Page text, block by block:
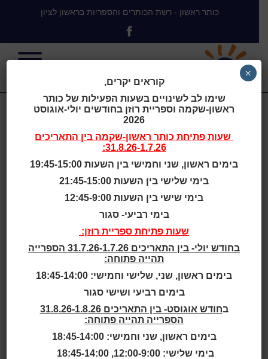
כותר ראשון - רשת הכותרים והספריות בראשון לציון
ידיעות ראשון
לציון : בטאון
עירית ראשון
של ראשון לציון
Bibliographys
> ידיעות ראשון
לציון : בטאון עירית ראשון לציון : יובל
קוראים יקרים,
שימו לב לשינויים בשעות הפעילות של כותר
ראשון-שקמה וספריית רוזן בחודשים יולי-אוגוסט
2026
שעות פתיחת כותר ראשון-שקמה בין התאריכים
31.8.26-1.7.26:
בימים ראשון, שני וחמישי בין השעות 19:45-15:00
בימי שלישי בין השעות 21:45-15:00
בימי שישי בין השעות 12:45-9:00
בימי רביעי- סגור
שעות פתיחת ספריית רוזן:
בחודש יולי- בין התאריכים 31.7.26-1.7.26 הספרייה
תהייה פתוחה:
בימים ראשון, שני, שלישי וחמישי: 18:45-14:00
בימים רביעי ושישי סגור
ב
חודש אוגוסט- בין התאריכים 31.8.26-1.8.26
הספרייה תהייה פתוחה:
בימים ראשון, שני וחמישי: 18:45-14:00
בימי שלישי: 12:00-9:00, 18:45-14:00
×